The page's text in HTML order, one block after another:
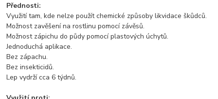
Přednosti:
Využití tam, kde nelze použít chemické způsoby likvidace škůdců.
Možnost zavěšení na rostlinu pomocí závěsů.
Možnost zápichu do půdy pomocí plastových úchytů.
Jednoduchá aplikace.
Bez zápachu.
Bez insekticidů.
Lep vydrží cca 6 týdnů.